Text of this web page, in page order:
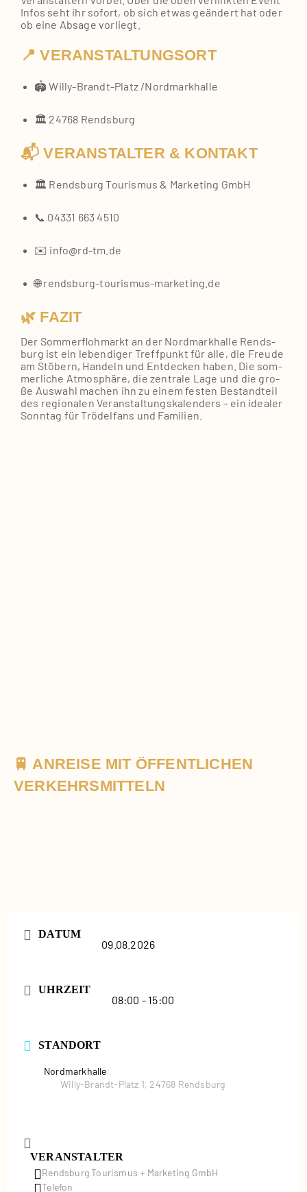
Infos seht ihr sofort, ob sich etwas geän­dert hat oder
ob eine Absa­ge vor­liegt.
📍 VERANSTALTUNGSORT
🏟️ Willy‑Brandt‑Platz /​Nord­mark­hal­le
🏛️ 24768 Rends­burg
📬 VERANSTALTER & KONTAKT
🏛️ Rends­burg Tou­ris­mus & Mar­ke­ting GmbH
📞 04331 663 4510
✉️ info@rd-tm.de
🌐 rendsburg-tourismus-marketing.de
🌿 FAZIT
Der Som­mer­floh­markt an der Nord­mark­hal­le Rends­
burg ist ein leben­di­ger Treff­punkt für alle, die Freu­de
am Stö­bern, Han­deln und Ent­de­cken haben. Die som­
mer­li­che Atmo­sphä­re, die zen­tra­le Lage und die gro­
ße Aus­wahl machen ihn zu einem fes­ten Bestand­teil
des regio­na­len Ver­an­stal­tungs­ka­len­ders – ein idea­ler
Sonn­tag für Trö­del­fans und Fami­li­en.
🚆 ANREISE MIT ÖFFENTLICHEN
VERKEHRSMITTELN
DATUM
09.08.2026
UHRZEIT
08:00 - 15:00
STANDORT
Nordmarkhalle
Willy-Brandt-Platz 1, 24768 Rendsburg
VERANSTALTER
Rendsburg Tourismus + Marketing GmbH
Telefon